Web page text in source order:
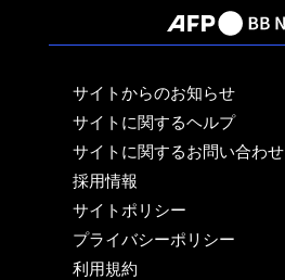
サイトからのお知らせ
サイトに関するヘルプ
サイトに関するお問い合わせ
採用情報
サイトポリシー
プライバシーポリシー
利用規約